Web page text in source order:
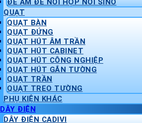
ĐẾ ÂM ĐẾ NỔI HỘP NỔI SINO
QUẠT
QUẠT BÀN
QUẠT ĐỨNG
QUẠT HÚT ÂM TRẦN
QUẠT HÚT CABINET
QUẠT HÚT CÔNG NGHIỆP
QUẠT HÚT GẮN TƯỜNG
QUẠT TRẦN
QUẠT TREO TƯỜNG
PHỤ KIỆN KHÁC
DÂY ĐIỆN
DÂY ĐIỆN CADIVI